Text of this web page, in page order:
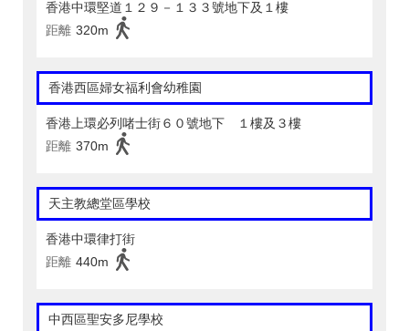
香港中環堅道１２９－１３３號地下及１樓
距離 320m
香港西區婦女福利會幼稚園
香港上環必列啫士街６０號地下 １樓及３樓
距離 370m
天主教總堂區學校
香港中環律打街
距離 440m
中西區聖安多尼學校